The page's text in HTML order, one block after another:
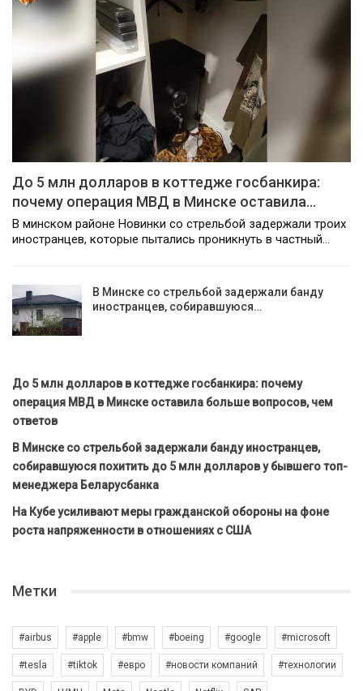
До 5 млн долларов в коттедже госбанкира:
почему операция МВД в Минске оставила…
В минском районе Новинки со стрельбой задержали троих
иностранцев, которые пытались проникнуть в частный…
В Минске со стрельбой задержали банду
иностранцев, собиравшуюся…
До 5 млн долларов в коттедже госбанкира: почему
операция МВД в Минске оставила больше вопросов, чем
ответов
В Минске со стрельбой задержали банду иностранцев,
собиравшуюся похитить до 5 млн долларов у бывшего топ-
менеджера Беларусбанка
На Кубе усиливают меры гражданской обороны на фоне
роста напряженности в отношениях с США
Метки
#airbus #apple #bmw #boeing #google #microsoft
#tesla #tiktok #евро #новости компаний #технологии